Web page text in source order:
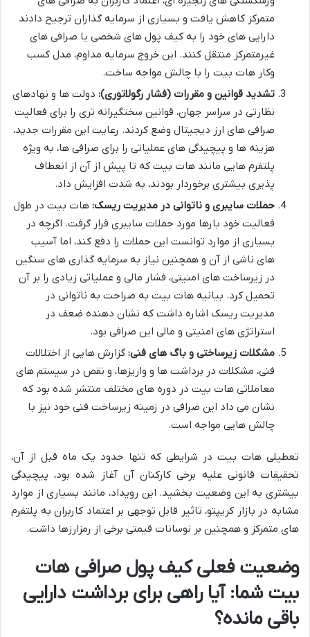
متمرکز کاهش یافت و بسیاری از سرمایه گذاران ترجیح دادند
دارایی های خود را به کیف پول های شخصی یا صرافی های
غیرمتمرکز منتقل کنند. این خروج سرمایه مداوم، مدل کسب
وکار هات بیت را با چالش مواجه ساخت.
تشدید قوانین و مقررات (فشار رگولاتوری): دولت ها و نهادهای
نظارتی در سراسر جهان، قوانین سختگیرانه تری را برای فعالیت
صرافی های ارز دیجیتال وضع کردند. رعایت این مقررات جدید،
هزینه ها و پیچیدگی های عملیاتی را برای صرافی ها، به ویژه
پلتفرم هایی مانند هات بیت که تا پیش از آن از انعطاف
پذیری بیشتری برخوردار بودند، به شدت افزایش داد.
حملات سایبری و ناتوانی در مدیریت ریسک: هات بیت در طول
فعالیت خود بارها مورد حملات سایبری قرار گرفت. اگرچه در
بسیاری از موارد توانست این حملات را دفع کند، اما آسیب
های ناشی از آن و همچنین نیاز به سرمایه گذاری های سنگین
در زیرساخت های امنیتی، فشار مالی و عملیاتی زیادی را بر آن
تحمیل کرد. بیانیه هات بیت به صراحت به ناتوانی در
مدیریت ریسک اشاره داشت که نشان دهنده ضعف در
استراتژی های امنیتی و مالی این صرافی بود.
مشکلات زیرساختی و باگ های فنی: گزارش هایی از اختلالات
فنی، مشکلات در برداشت ها و واریزها، و نقص در سیستم های
معاملاتی هات بیت در دوره های مختلف منتشر شده بود که
نشان می داد این صرافی در زمینه زیرساخت فنی خود نیز با
چالش هایی مواجه است.
تعطیلی هات بیت در شرایطی که تنها حدود یک ماه قبل از آن،
تحقیقات قانونی علیه برخی کارکنان آن آغاز شده بود، پیچیدگی
بیشتری به این وضعیت بخشید. این رویداد، مانند بسیاری از موارد
مشابه در بازار کریپتو، تاثیر قابل توجهی بر اعتماد کاربران به پلتفرم
های متمرکز و همچنین بر نوسانات قیمتی برخی از رمزارزها داشت.
وضعیت فعلی کیف پول صرافی هات
بیت شما: آیا راهی برای برداشت دارایی
باقی مانده؟